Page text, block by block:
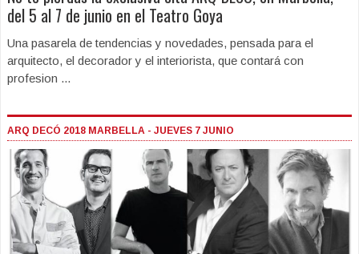
del 5 al 7 de junio en el Teatro Goya
Una pasarela de tendencias y novedades, pensada para el
arquitecto, el decorador y el interiorista, que contará con
profesion ...
ARQ DECÓ 2018 MARBELLA - JUEVES 7 JUNIO